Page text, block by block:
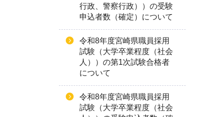
行政、警察行政））の受験
申込者数（確定）について
令和8年度宮崎県職員採用
試験（大学卒業程度（社会
人））の第1次試験合格者
について
令和8年度宮崎県職員採用
試験（大学卒業程度（社会